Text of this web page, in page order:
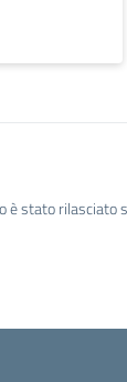
stato rilasciato